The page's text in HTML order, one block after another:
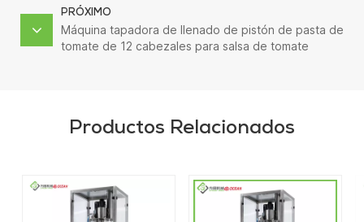
PRÓXIMO
Máquina tapadora de llenado de pistón de pasta de
tomate de 12 cabezales para salsa de tomate
Productos Relacionados